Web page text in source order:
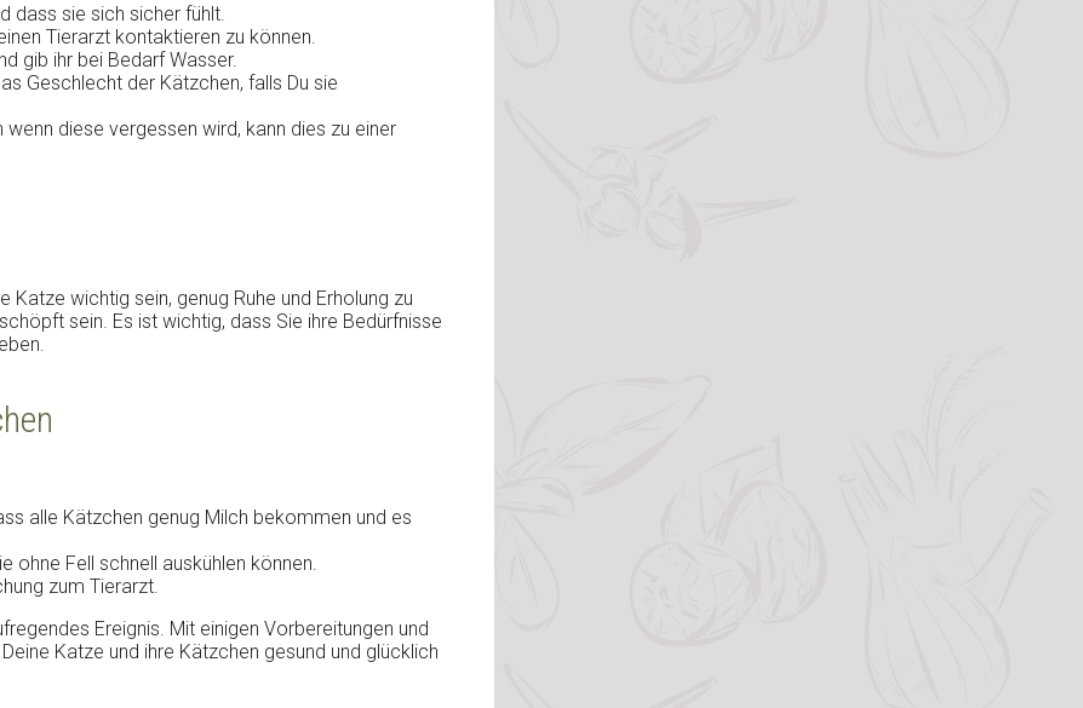
dass sie sich sicher fühlt.
Tierarzt kontaktieren zu können.
gib ihr bei Bedarf Wasser.
Geschlecht der Kätzchen, falls Du sie
diese vergessen wird, kann dies zu einer
wichtig sein, genug Ruhe und Erholung zu
sein. Es ist wichtig, dass Sie ihre Bedürfnisse
alle Kätzchen genug Milch bekommen und es
ohne Fell schnell auskühlen können.
zum Tierarzt.
Ereignis. Mit einigen Vorbereitungen und
Katze und ihre Kätzchen gesund und glücklich